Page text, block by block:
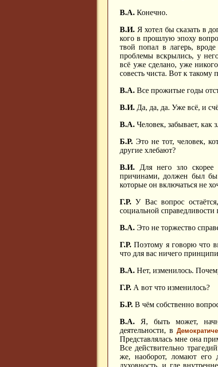
В.А. Конечно.
В.И. Я хотел бы сказать в
кого в прошлую эпоху
твой попал в лагерь,
проблемы вскрылись, у
всё уже сделано, уже
совесть чиста. Вот к такому
В.А. Все прожитые годы
В.И. Да, да, да. Уже всё, и
В.А. Человек, забывает, как
Б.Р. Это не тот, человек,
другие хлебают?
В.И. Для него зло
причинами, должен был бы
которые он включаться не
Г.Р. У Вас вопрос
социальной справедливости
В.А. Это не торжество
Г.Р. Поэтому я говорю что
что для вас ничего
В.А. Нет, изменилось.
Г.Р. А вот что изменилось?
Б.Р. В чём собственно
В.А. Я, быть может,
деятельности, в
Представлялась мне она
Все действительно
же, наоборот, ломают его
духовность, и где